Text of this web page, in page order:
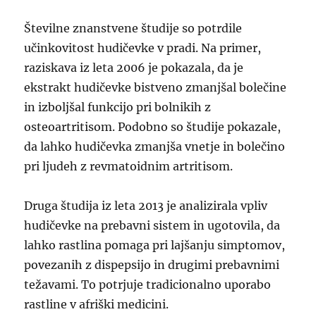
Številne znanstvene študije so potrdile
učinkovitost hudičevke v pradi. Na primer,
raziskava iz leta 2006 je pokazala, da je
ekstrakt hudičevke bistveno zmanjšal bolečine
in izboljšal funkcijo pri bolnikih z
osteoartritisom. Podobno so študije pokazale,
da lahko hudičevka zmanjša vnetje in bolečino
pri ljudeh z revmatoidnim artritisom.
Druga študija iz leta 2013 je analizirala vpliv
hudičevke na prebavni sistem in ugotovila, da
lahko rastlina pomaga pri lajšanju simptomov,
povezanih z dispepsijo in drugimi prebavnimi
težavami. To potrjuje tradicionalno uporabo
rastline v afriški medicini.